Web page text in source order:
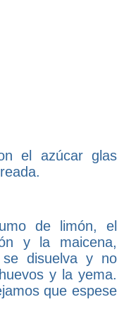
el azúcar glas
de limón, el
y la maicena,
se disuelva y no
y la yema.
que espese